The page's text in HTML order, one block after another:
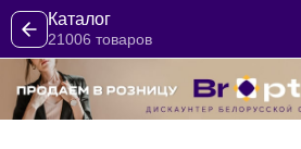
Каталог
21006 товаров